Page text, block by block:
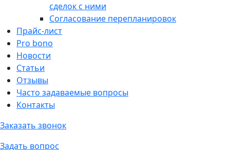
сделок с ними
Согласование перепланировок
Прайс-лист
Pro bono
Новости
Статьи
Отзывы
Часто задаваемые вопросы
Контакты
Заказать звонок
Задать вопрос